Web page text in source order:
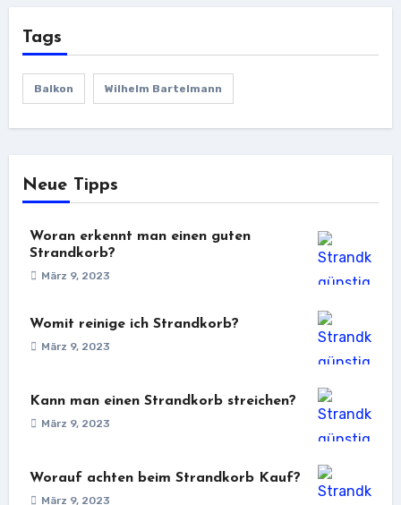
Tags
Balkon Wilhelm Bartelmann
Neue Tipps
Woran erkennt man einen guten
Strandkorb?
März 9, 2023
Womit reinige ich Strandkorb?
März 9, 2023
Kann man einen Strandkorb streichen?
März 9, 2023
Worauf achten beim Strandkorb Kauf?
März 9, 2023